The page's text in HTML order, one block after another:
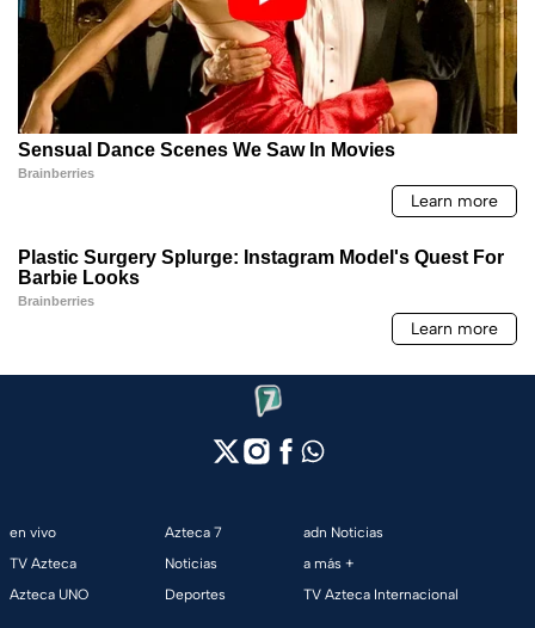
en vivo
TV Azteca
Azteca UNO
Azteca 7
Noticias
Deportes
adn Noticias
a más +
TV Azteca Internacional